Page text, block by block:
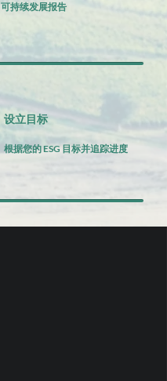
可持续发展报告
设立目标
根据您的 ESG 目标并追踪进度